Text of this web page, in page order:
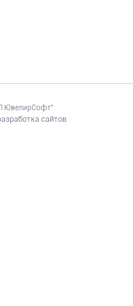
ЮвелирСофт"
сайтов